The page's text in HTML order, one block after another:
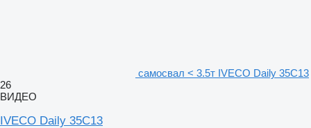
самосвал < 3.5т IVECO Daily 35C13
26
ВИДЕО
IVECO Daily 35C13